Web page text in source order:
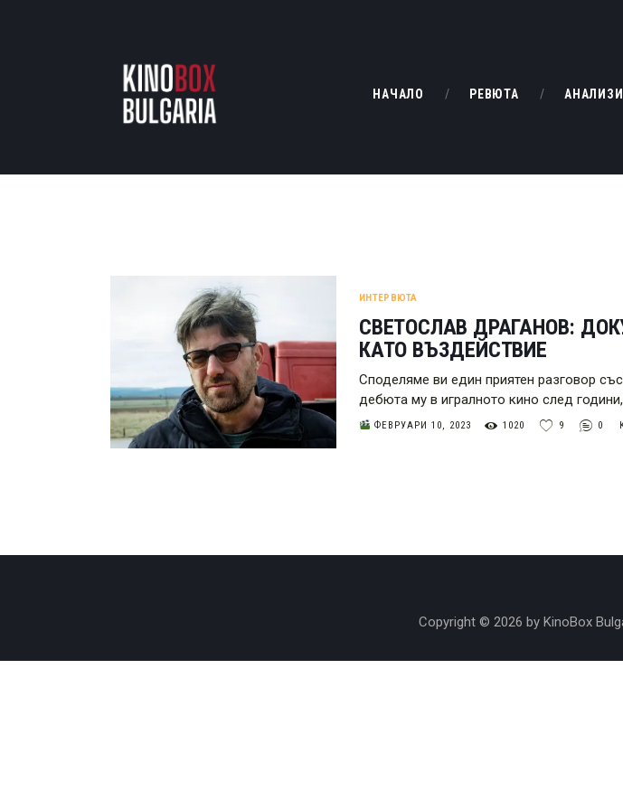
НАЧАЛО РЕВЮТА АНАЛИЗИ
РЕВЮТА
БАХТИ
ЗА НАС
ИНТЕРВЮТА
СВЕТОСЛАВ ДРАГАНОВ:
КАТО ВЪЗДЕЙСТВИЕ
Споделяме ви един приятен разговор
дебюта му в игралното кино след
ФЕВРУАРИ 10, 2023 1020 9 0
Copyright © 2026 by KinoBox